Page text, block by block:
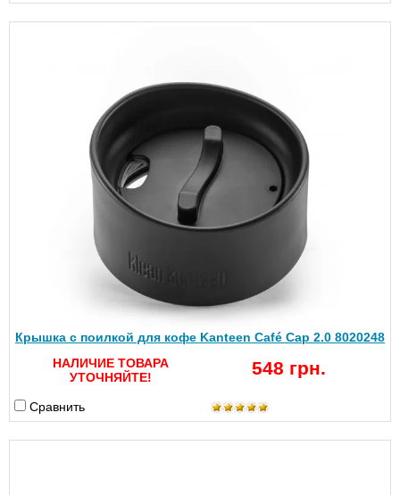
Крышка с поилкой для кофе Kanteen Café Cap 2.0 8020248
НАЛИЧИЕ ТОВАРА
УТОЧНЯЙТЕ!
548 грн.
Сравнить